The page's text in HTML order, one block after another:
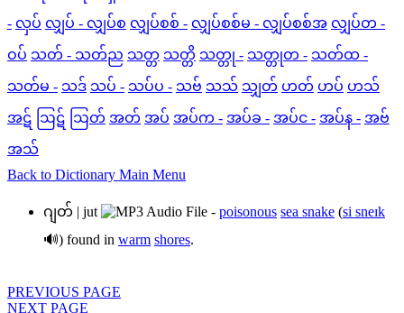
- လှပ် လျှပ် - လျှပ်စ လျှပ်စစ် - လျှပ်စစ်မ - လျှပ်စစ်အ လျှပ်တ -
ဝပ် သတ် - သတ်ည သတ္တ သတ္တိ သတ္တု - သတ္တုတ - သတ်ထ -
သတ်မ - သဒ် သပ် - သပ်ပ - သဗ် သသ် သျှတ် ဟတ် ဟပ် ဟသ်
အဋ် ဩဋ် ဩတ် အတ် အပ် အပ်က - အပ်ခ - အပ်င - အပ်န - အဗ်
အသ်
Back to Dictionary Main Menu
ဂျတ် | jut - poisonous sea snake (si sneɪk
🔊) found in warm shores.
PREVIOUS PAGE
NEXT PAGE